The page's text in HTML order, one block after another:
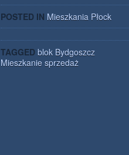
POSTED IN Mieszkania Płock
TAGGED blok Bydgoszcz
Mieszkanie sprzedaż